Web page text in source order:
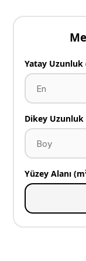
Yatay Uzunluk
Dikey Uzunluk
Yüzey Alanı